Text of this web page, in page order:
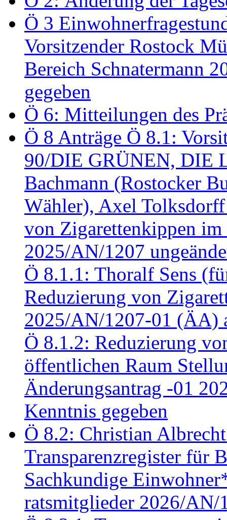
Ö 3
Vorsitzender Rostock
Bereich Schnatermann
gegeben
Ö 6: Mitteilungen des
Ö 8 Anträge Ö 8.1:
90/DIE GRÜNEN, DIE
Bachmann (Rostocker
Wähler), Axel
von Zigarettenkippen
2025/AN/1207
Ö 8.1.1: Thoralf Sens
Reduzierung von
2025/AN/1207-01 (ÄA)
Ö 8.1.2: Reduzierung
öffentlichen Raum
Änderungsantrag -01
Kenntnis gegeben
Ö 8.2: Christian
Transparenzregister für
Sachkundige
ratsmitglieder 2026/AN/